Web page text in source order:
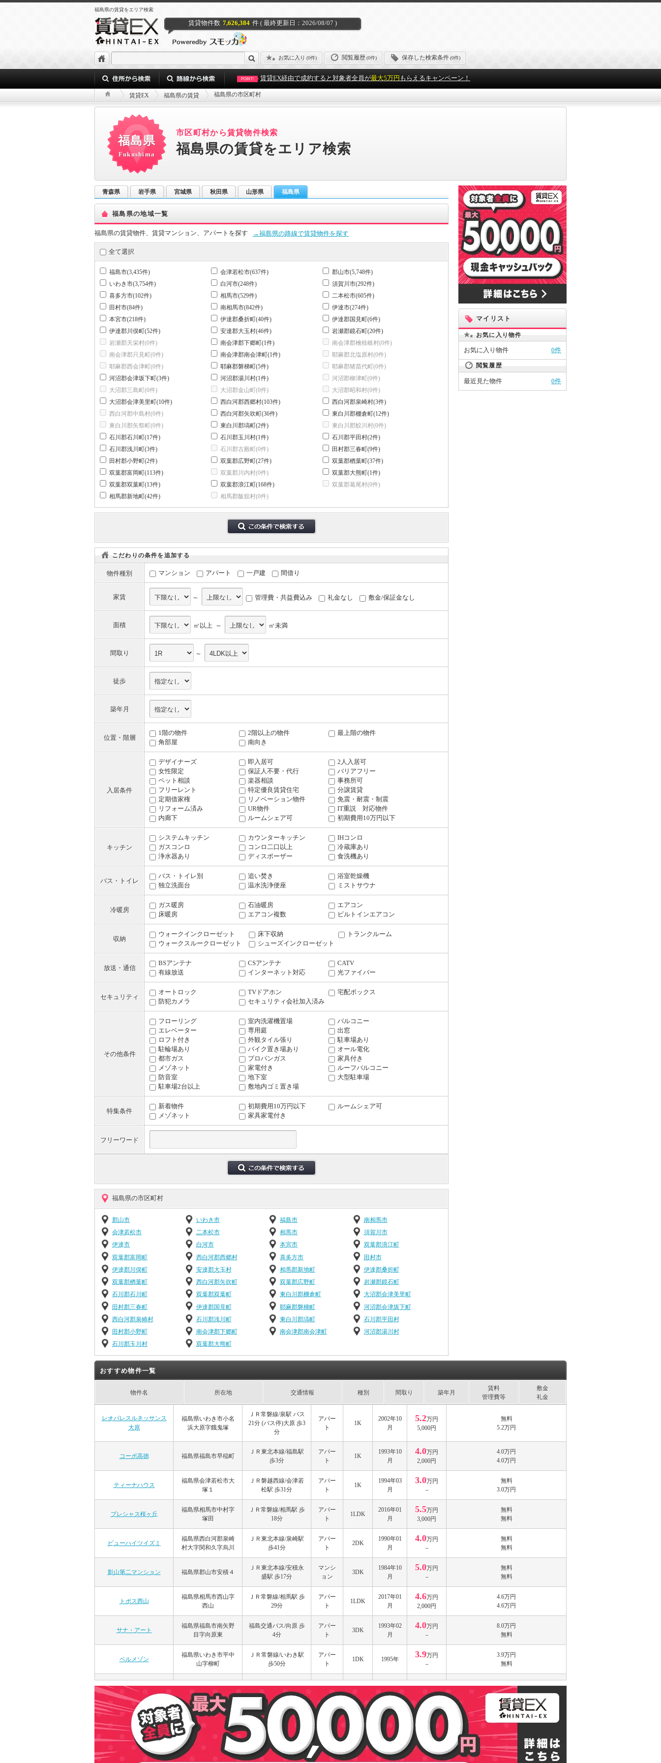
福島県の賃貸をエリア検索
賃貸物件数 7,626,384 件 ( 最終更新日：2026/08/07 )
お気に入り (0件) 閲覧履歴(0件) 保存した検索条件(0件)
POINT! 賃貸EX経由で成約すると対象者全員が最大5万円 もらえるキャンペーン！
賃貸EX 福島県の賃貸 福島県の市区町村
福島県
Fukushima
市区町村から賃貸物件検索
福島県の賃貸をエリア検索
青森県 岩手県 宮城県 秋田県 山形県 福島県
福島県の地域一覧
福島県の賃貸物件、賃貸マンション、アパートを探す →福島県の路線で賃貸物件を探す
全て選択
福島市(3,435件) 会津若松市(637件)
郡山市(5,748件)
いわき市(3,754件)
白河市(248件)
須賀川市(292件)
喜多方市(102件)
相馬市(529件)
二本松市(605件)
田村市(84件)
南相馬市(842件)
伊達市(274件)
本宮市(218件)
伊達郡桑折町(40件)
伊達郡国見町(6件)
伊達郡川俣町(52件)
安達郡大玉村(46件)
岩瀬郡鏡石町(20件)
岩瀬郡天栄村(0件)
南会津郡下郷町(1件)
南会津郡檜枝岐村(0件)
南会津郡只見町(0件)
南会津郡南会津町(1件)
耶麻郡北塩原村(0件)
耶麻郡西会津町(0件)
耶麻郡磐梯町(5件)
耶麻郡猪苗代町(0件)
河沼郡会津坂下町(3件)
河沼郡湯川村(1件)
河沼郡柳津町(0件)
大沼郡三島町(0件)
大沼郡金山町(0件)
大沼郡昭和村(0件)
大沼郡会津美里町(10件)
西白河郡西郷村(103件)
西白河郡泉崎村(3件)
西白河郡中島村(0件)
西白河郡矢吹町(36件)
東白川郡棚倉町(12件)
東白川郡矢祭町(0件)
東白川郡塙町(2件)
東白川郡鮫川村(0件)
石川郡石川町(17件)
石川郡玉川村(1件)
石川郡平田村(2件)
石川郡浅川町(3件)
石川郡古殿町(0件)
田村郡三春町(9件)
田村郡小野町(2件)
双葉郡広野町(27件)
双葉郡楢葉町(37件)
双葉郡富岡町(113件)
双葉郡川内村(0件)
双葉郡大熊町(1件)
双葉郡双葉町(13件)
双葉郡浪江町(168件)
双葉郡葛尾村(0件)
相馬郡新地町(42件)
相馬郡飯舘村(0件)
こだわりの条件を追加する
物件種別 マンション アパート 一戸建 間借り
家賃 ～ 管理費・共益費込み 礼金なし 敷金/保証金なし
面積 ㎡以上 ～ ㎡未満
間取り ～
徒歩
築年月
位置・階層
1階の物件 2階以上の物件
最上階の物件
角部屋
南向き
入居条件
デザイナーズ 即入居可
2人入居可
女性限定
保証人不要・代行
バリアフリー
ペット相談
楽器相談
事務所可
フリーレント
特定優良賃貸住宅
分譲賃貸
定期借家権
リノベーション物件
免震・耐震・制震
リフォーム済み
UR物件
IT重説 対応物件
内廊下
ルームシェア可 初期費用10万円以下
キッチン
システムキッチン カウンターキッチン
IHコンロ
ガスコンロ
コンロ二口以上
冷蔵庫あり
浄水器あり
ディスポーザー 食洗機あり
バス・トイレ
バス・トイレ別 追い焚き
浴室乾燥機
独立洗面台
温水洗浄便座 ミストサウナ
冷暖房
ガス暖房 石油暖房
エアコン
床暖房
エアコン複数 ビルトインエアコン
収納
ウォークインクローゼット 床下収納
トランクルーム
ウォークスルークローゼット
シューズインクローゼット
放送・通信
BSアンテナ CSアンテナ
CATV
有線放送
インターネット対応 光ファイバー
セキュリティ
オートロック TVドアホン
宅配ボックス
防犯カメラ
セキュリティ会社加入済み
その他条件
フローリング 室内洗濯機置場
バルコニー
エレベーター
専用庭
出窓
ロフト付き
外観タイル張り
駐車場あり
駐輪場あり
バイク置き場あり
オール電化
都市ガス
プロパンガス
家具付き
メゾネット
家電付き
ルーフバルコニー
防音室
地下室
大型駐車場
駐車場2台以上
敷地内ゴミ置き場
特集条件
新着物件 初期費用10万円以下
ルームシェア可
メゾネット
家具家電付き
フリーワード
福島県の市区町村
郡山市 いわき市 福島市
南相馬市
会津若松市
二本松市 相馬市
須賀川市
伊達市
白河市 本宮市
双葉郡浪江町
双葉郡富岡町
西白河郡西郷村 喜多方市
田村市
伊達郡川俣町
安達郡大玉村 相馬郡新地町
伊達郡桑折町
双葉郡楢葉町
西白河郡矢吹町 双葉郡広野町
岩瀬郡鏡石町
石川郡石川町
双葉郡双葉町 東白川郡棚倉町
大沼郡会津美里町
田村郡三春町
伊達郡国見町 耶麻郡磐梯町
河沼郡会津坂下町
西白河郡泉崎村
石川郡浅川町 東白川郡塙町
石川郡平田村
田村郡小野町
南会津郡下郷町 南会津郡南会津町
河沼郡湯川村
石川郡玉川村
双葉郡大熊町
マイリスト
お気に入り物件
お気に入り物件 0件
閲覧履歴
最近見た物件 0件
おすすめ物件一覧
物件名 所在地 交通情報 種別 間取り 築年月
賃料
管理費等
敷金
礼金
レオパレスルネッサンス
大原
福島県いわき市小名
浜大原字餓鬼塚
ＪＲ常磐線/泉駅 バス
21分 (バス停)大原 歩3
分
アパー
ト
1K
2002年10
月
5.2万円
5,000円
無料
5.2万円
コーポ高徳 福島県福島市早稲町
ＪＲ東北本線/福島駅
歩3分
アパー
ト
1K
1993年10
月
4.0万円
2,000円
4.0万円
4.0万円
ティーナハウス
福島県会津若松市大
塚１
ＪＲ磐越西線/会津若
松駅 歩31分
アパー
ト
1K
1994年03
月
3.0万円
－
無料
3.0万円
プレシャス桜ヶ丘
福島県相馬市中村字
塚田
ＪＲ常磐線/相馬駅 歩
18分
アパー
ト
1LDK
2016年01
月
5.5万円
3,000円
無料
無料
ビューハイツイズミ
福島県西白河郡泉崎
村大字関和久字烏川
ＪＲ東北本線/泉崎駅
歩41分
アパー
ト
2DK
1990年01
月
4.0万円
－
無料
無料
影山第二マンション 福島県郡山市安積４
ＪＲ東北本線/安積永
盛駅 歩17分
マンシ
ョン
3DK
1984年10
月
5.0万円
－
無料
無料
トポス西山
福島県相馬市西山字
西山
ＪＲ常磐線/相馬駅 歩
29分
アパー
ト
1LDK
2017年01
月
4.6万円
2,000円
4.6万円
4.6万円
サナ・アート
福島県福島市南矢野
目字向原東
福島交通バス/向原 歩
4分
アパー
ト
3DK
1993年02
月
4.0万円
－
8.0万円
無料
ベルメゾン
福島県いわき市平中
山字柳町
ＪＲ常磐線/いわき駅
歩50分
アパー
ト
1DK 1995年 3.9万円
－
3.9万円
無料
サンシティレトア
福島県郡山市安積町
日出山４
バス13分 (バス停)日出
山一丁目 歩9分
アパー
ト
1999年03
月
3.3万円
2,000円
無料
無料
ミナミコーポ
福島県本宮市本宮字
ＪＲ東北本線/本宮駅
歩13分
アパー
1985年04
4.3
万円
無料
レジデンス清水台
福島県郡山市清水台
ＪＲ東北本線/郡山駅
歩15分
マンシ
ョン
2DK
1984年06
月
6.5万円
－
無料
無料